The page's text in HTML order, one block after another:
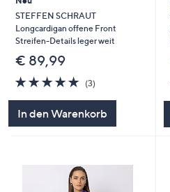
diese
anzuzeigen.
STEFFEN SCHRAUT
Longcardigan offene Front
Streifen-Details leger weit
€ 89,99
5.0
von
(3)3
In den Warenkorb